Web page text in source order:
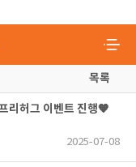
목록
리허그 이벤트 진행🧡
2025-07-08